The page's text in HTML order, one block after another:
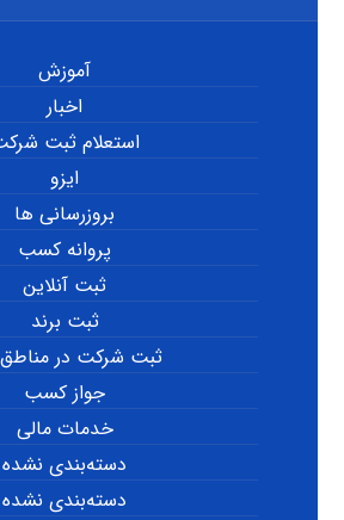
آموزش
اخبار
استعلام ثبت
ایزو
بروزرسانی ها
پروانه کسب
ثبت آنلاین
ثبت برند
ثبت شرکت در مناطق
جواز کسب
خدمات مالی
دسته‌بندی نشده
دسته‌بندی نشده